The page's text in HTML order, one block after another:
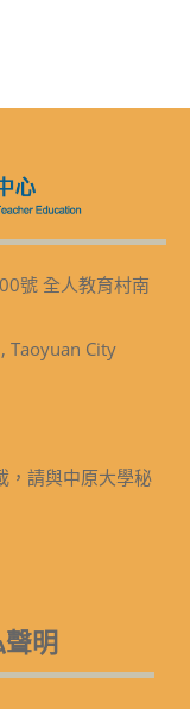
號 全人教育村南
Taoyuan City
，請與中原大學秘
明